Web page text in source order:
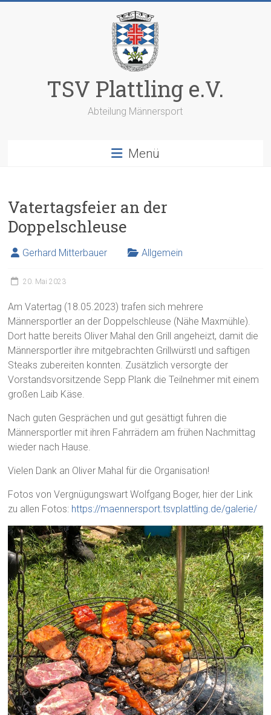
TSV Plattling e.V.
Abteilung Männersport
Menü
Vatertagsfeier an der
Doppelschleuse
Gerhard Mitterbauer Allgemein
20. Mai 2023
Am Vatertag (18.05.2023) trafen sich mehrere
Männersportler an der Doppelschleuse (Nähe Maxmühle).
Dort hatte bereits Oliver Mahal den Grill angeheizt, damit die
Männersportler ihre mitgebrachten Grillwürstl und saftigen
Steaks zubereiten konnten. Zusätzlich versorgte der
Vorstandsvorsitzende Sepp Plank die Teilnehmer mit einem
großen Laib Käse.
Nach guten Gesprächen und gut gesättigt fuhren die
Männersportler mit ihren Fahrrädern am frühen Nachmittag
wieder nach Hause.
Vielen Dank an Oliver Mahal für die Organisation!
Fotos von Vergnügungswart Wolfgang Boger, hier der Link
zu allen Fotos: https://maennersport.tsvplattling.de/galerie/